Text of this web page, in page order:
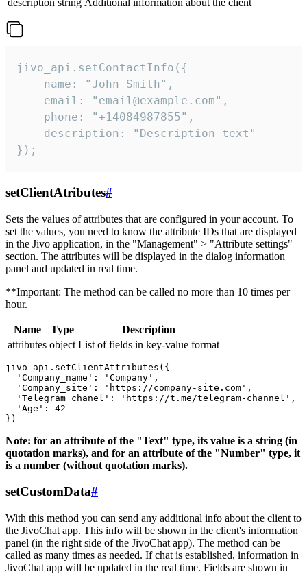
description string Additional information about the client
jivo_api.setContactInfo({
    name: "John Smith",
    email: "email@example.com",
    phone: "+14084987855",
    description: "Description text"
});
setClientAtributes#
Sets the values ​​of attributes that are configured in your account. To
set the values, you need to know the attribute IDs that are displayed
in the Jivo application, in the "Management" > "Attribute settings"
section. The attributes will be displayed in the dialog information
panel and updated in real time.
**Important: The method can be called no more than 10 times per
hour.
Name Type
Description
attributes object List of fields in key-value format
jivo_api.setClientAttributes({
  'Company_name': 'Company',
  'Company_site': 'https://company-site.com',
  'Telegram_chanel': 'https://t.me/telegram-channel',
  'Age': 42
Note: for an attribute of the "Text" type, its value is a string (in
quotation marks), and for an attribute of the "Number" type, it
is a number (without quotation marks).
setCustomData#
With this method you can send any additional info about the client to
the JivoChat app. This info will be shown in the client's information
panel (in the right side of the JivoChat app). The method can be
called as many times as needed. If chat is established, information in
JivoChat app will be updated in the real time. Fields are shown in